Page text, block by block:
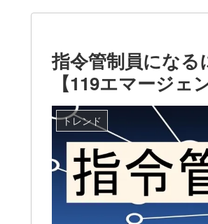
指令管制員になる
【119エマージェ
トレンド